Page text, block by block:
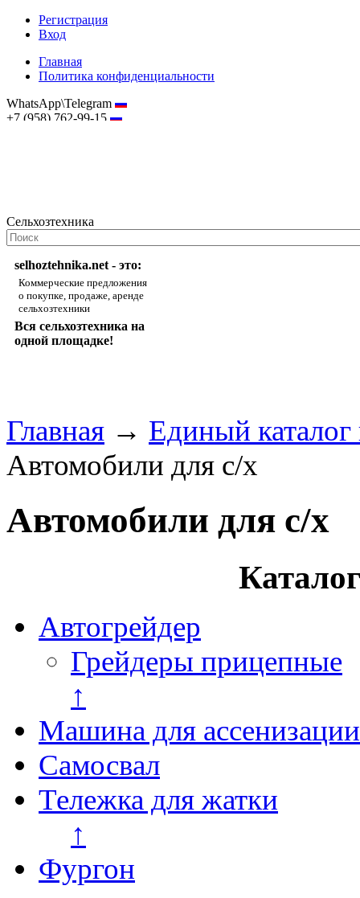
Регистрация
Вход
Главная
Политика конфиденциальности
WhatsApp\Telegram
+7 (958) 762-99-15
Сельхозтехника
selhoztehnika.net - это:
Коммерческие предложения
о покупке, продаже, аренде
сельхозтехники
Вся сельхозтехника на
одной площадке!
Главная → Единый каталог
Автомобили для с/х
Автомобили для с/х
Автогрейдер
Грейдеры прицепные
↑
Машина для ассенизации
Самосвал
Тележка для жатки
↑
Фургон